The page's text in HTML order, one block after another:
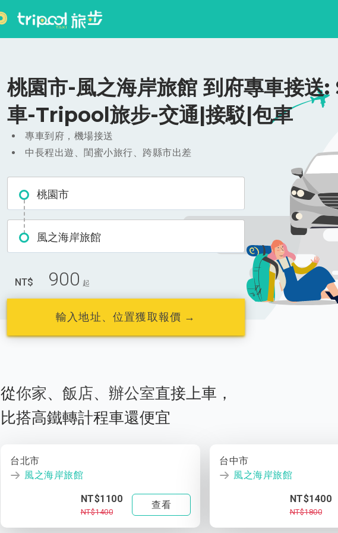
桃園市-風之海岸旅館 到府專車接送
車-Tripool旅步-交通|接駁|包車
專車到府，機場接送
中長程出遊、閨蜜小旅行、跨縣市出差
桃園市
風之海岸旅館
NT$ 900 起
輸入地址、位置獲取報價 →
從你家、 飯店、 辦公室直接上車，
比搭高鐵轉計程車還便宜
台北市
風之海岸旅館
NT$1100
NT$1400
查看
台中市
風之海岸旅館
NT$1400
NT$1800